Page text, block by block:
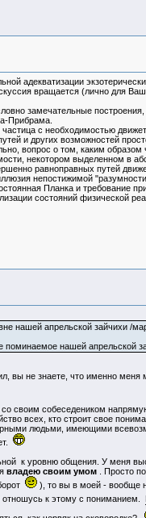
адекватизации
вращается (лично для
замечательные
Прибрама.
с необходимостью
и других возможностей
вопрос о том, каким
некотором выделенном
равноправных путей
непостижимой
Планка и требование
состояний физической
нашей апрельской зайчихи /
поминаемое нашей апрельской
вы не знаете, что именно
своим собеседеником
всех, кто строит свое
людьми, имеющими
к уровню общения. У меня
владею своим умом. Просто
), то вы в моей - вообще
к этому с пониманием.